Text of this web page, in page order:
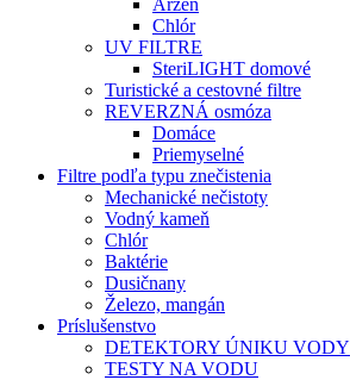
Arzén
Chlór
UV FILTRE
SteriLIGHT domové
Turistické a cestovné filtre
REVERZNÁ osmóza
Domáce
Priemyselné
Filtre podľa typu znečistenia
Mechanické nečistoty
Vodný kameň
Chlór
Baktérie
Dusičnany
Železo, mangán
Príslušenstvo
DETEKTORY ÚNIKU VODY
TESTY NA VODU